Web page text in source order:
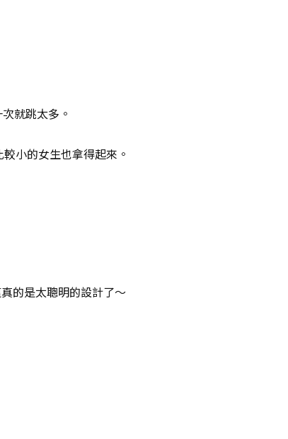
就跳太多。
小的女生也拿得起來。
真的是太聰明的設計了～